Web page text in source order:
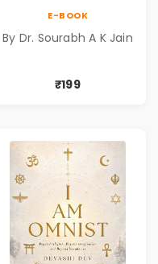
Novel of Hope,
Friendship &
E-BOOK
By Dr. Sourabh A K Jain
₹199